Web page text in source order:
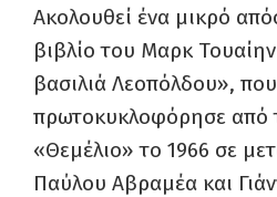
Ακολουθεί ένα μικρό
βιβλίο του Μαρκ
βασιλιά Λεοπόλδου», που
πρωτοκυκλοφόρησε από
«Θεμέλιο» το 1966 σε
Παύλου Αβραμέα και